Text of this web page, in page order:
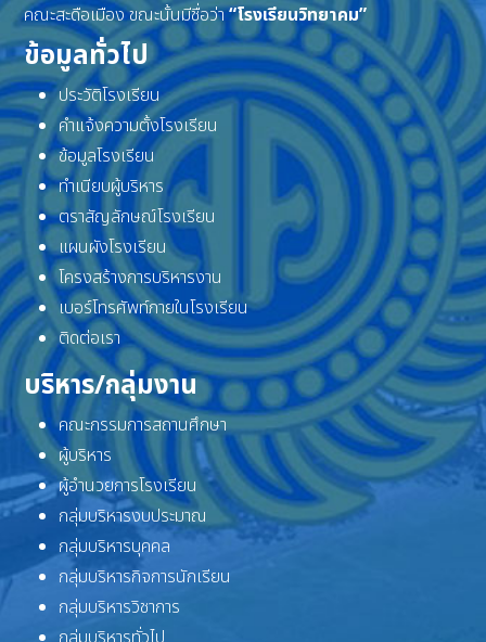
คณะสะดือเมือง ขณะนั้นมีชื่อว่า“โรงเรียนวิทยาคม”
ข้อมูลทั่วไป
ประวัติโรงเรียน
คำแจ้งความตั้งโรงเรียน
ข้อมูลโรงเรียน
ทำเนียบผู้บริหาร
ตราสัญลักษณ์โรงเรียน
แผนผังโรงเรียน
โครงสร้างการบริหารงาน
เบอร์โทรศัพท์ภายในโรงเรียน
ติดต่อเรา
บริหาร/กลุ่มงาน
คณะกรรมการสถานศึกษา
ผู้บริหาร
ผู้อำนวยการโรงเรียน
กลุ่มบริหารงบประมาณ
กลุ่มบริหารบุคคล
กลุ่มบริหารกิจการนักเรียน
กลุ่มบริหารวิชาการ